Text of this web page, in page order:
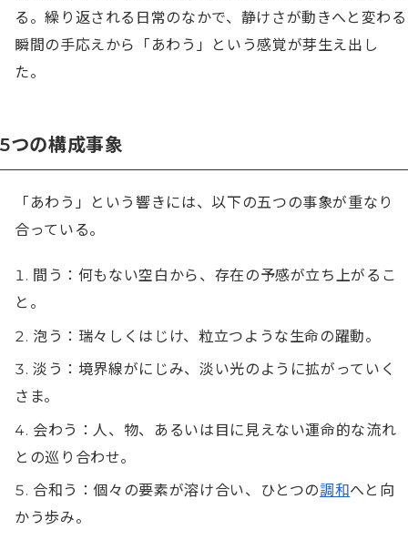
る。繰り返される日常のなかで、静けさが動きへと変わる
瞬間の手応えから「あわう」という感覚が芽生え出し
た。
5つの構成事象
「あわう」という響きには、以下の五つの事象が重なり
合っている。
間う：何もない空白から、存在の予感が立ち上がるこ
と。
泡う：瑞々しくはじけ、粒立つような生命の躍動。
淡う：境界線がにじみ、淡い光のように拡がっていく
さま。
会わう：人、物、あるいは目に見えない運命的な流れ
との巡り合わせ。
合和う：個々の要素が溶け合い、ひとつの調和へと向
かう歩み。